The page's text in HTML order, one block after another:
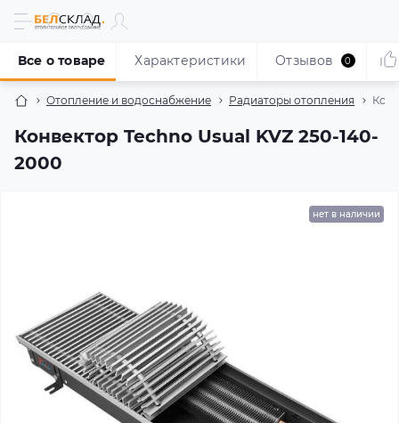
Отопление и водоснабжение Радиаторы отопления
Конвектор Techno Usual KVZ 250-140-
2000
Все о товаре Характеристики Отзывов 0
нет в наличии